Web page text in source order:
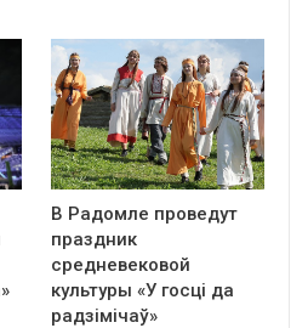
В Радомле проведут
праздник
средневековой
культуры «У госці да
радзімічаў»